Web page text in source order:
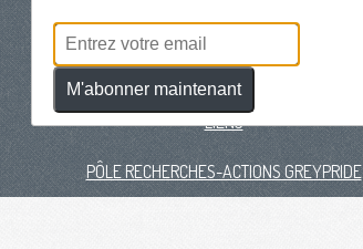
CRÉER UN COMPTE
LIENS
PÔLE RECHERCHES-ACTIONS GREYPRIDE
M'abonner maintenant